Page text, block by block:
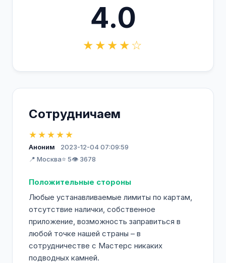
4.0
★★★★☆
Сотрудничаем
★★★★★
Аноним
2023-12-04 07:09:59
📍 Москва⭐ 5👁️ 3678
Положительные стороны
Любые устанавливаемые лимиты по картам,
отсутствие налички, собственное
приложение, возможность заправиться в
любой точке нашей страны – в
сотрудничестве с Мастерс никаких
подводных камней.